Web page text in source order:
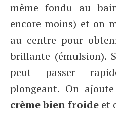
même fondu au
encore moins) et on
au centre pour
brillante (émulsion).
peut passer
plongeant. On
crème bien froide et